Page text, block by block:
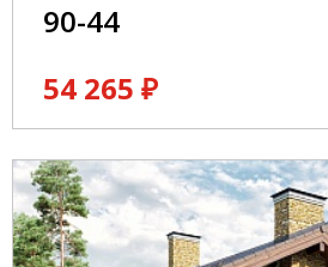
90-44
54 265 ₽